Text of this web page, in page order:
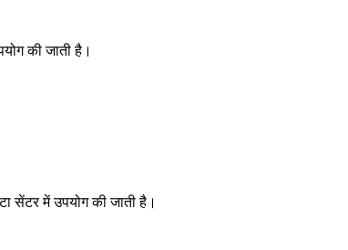
की जाती है।
सेंटर में उपयोग की जाती है।